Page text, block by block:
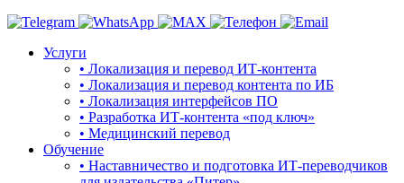
Услуги
• Локализация и перевод ИТ-контента
• Локализация и перевод контента по ИБ
• Локализация интерфейсов ПО
• Разработка ИТ-контента «под ключ»
• Медицинский перевод
Обучение
• Наставничество и подготовка ИТ-переводчиков